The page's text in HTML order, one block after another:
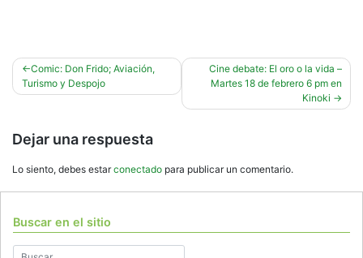
Navegación
de
Comic: Don Frido; Aviación,
Turismo y Despojo
Cine debate: El oro o la vida –
Martes 18 de febrero 6 pm en
Kinoki
Dejar una respuesta
Lo siento, debes estarconectado para publicar un comentario.
Buscar en el sitio